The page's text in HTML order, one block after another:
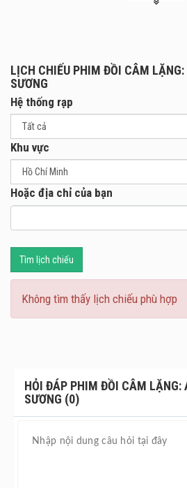
trong bóng tối. Hàng loạt thực thể
LỊCH CHIẾU PHIM ĐỒI CÂM LẶNG:
SƯƠNG
Hệ thống rạp
Khu vực
Hoặc địa chỉ của bạn
Tìm lịch chiếu
Không tìm thấy lịch chiếu phù hợp
HỎI ĐÁP PHIM ĐỒI CÂM LẶNG:
SƯƠNG (0)